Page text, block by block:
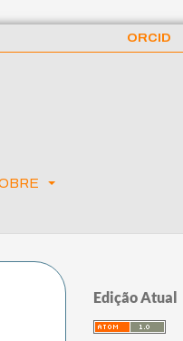
ORCID
Edição Atual